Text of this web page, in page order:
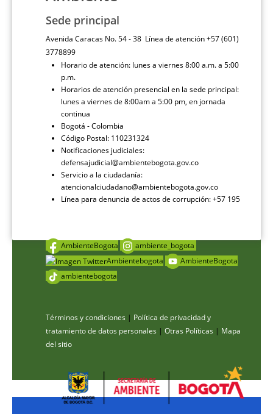
Sede principal
Avenida Caracas No. 54 - 38 Línea de atención +57 (601)
3778899
Horario de atención: lunes a viernes 8:00 a.m. a 5:00
p.m.
Horarios de atención presencial en la sede principal:
lunes a viernes de 8:00am a 5:00 pm, en jornada
continua
Bogotá - Colombia
Código Postal: 110231324
Notificaciones judiciales:
defensajudicial@ambientebogota.gov.co
Servicio a la ciudadanía:
atencionalciudadano@ambientebogota.gov.co
Línea para denuncia de actos de corrupción: +57 195
AmbienteBogota
ambiente_bogota
Ambientebogota
AmbienteBogota
ambientebogota
Términos y condiciones | Política de privacidad y
tratamiento de datos personales | Otras Políticas | Mapa
del sitio